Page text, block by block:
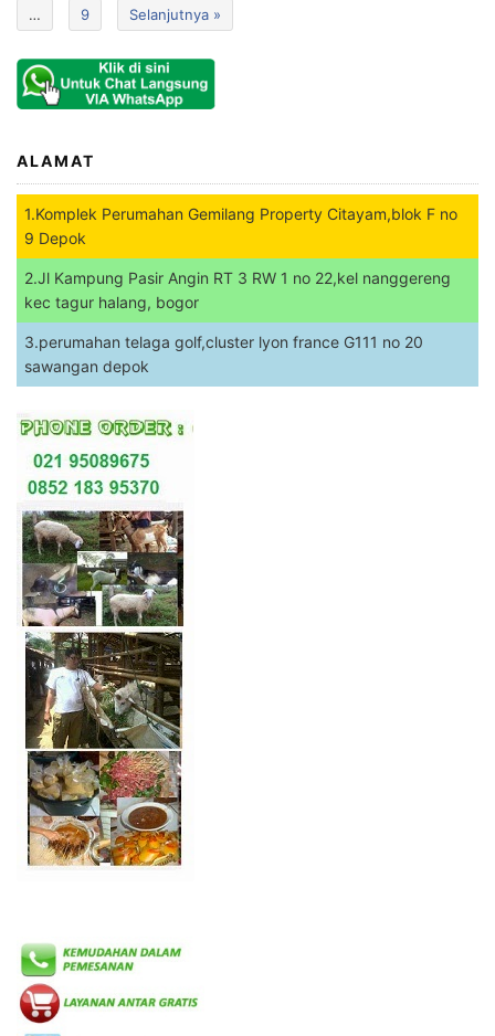
…
9 Selanjutnya »
ALAMAT
1.Komplek Perumahan Gemilang Property Citayam,blok F no
9 Depok
2.Jl Kampung Pasir Angin RT 3 RW 1 no 22,kel nanggereng
kec tagur halang, bogor
3.perumahan telaga golf,cluster lyon france G111 no 20
sawangan depok